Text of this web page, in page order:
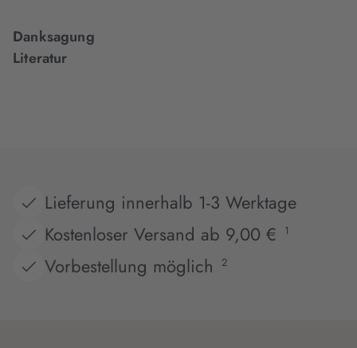
Danksagung
Literatur
Lieferung innerhalb 1-3 Werktage
Kostenloser Versand ab 9,00 €
1
Vorbestellung möglich 2